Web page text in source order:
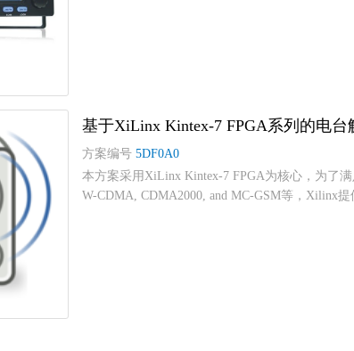
基于XiLinx Kintex-7 FPGA系列的电台
方案编号 5DF0A0
本方案采用XiLinx Kintex-7 FPGA为核心，为了
W-CDMA, CDMA2000, and MC-GSM等，Xilinx